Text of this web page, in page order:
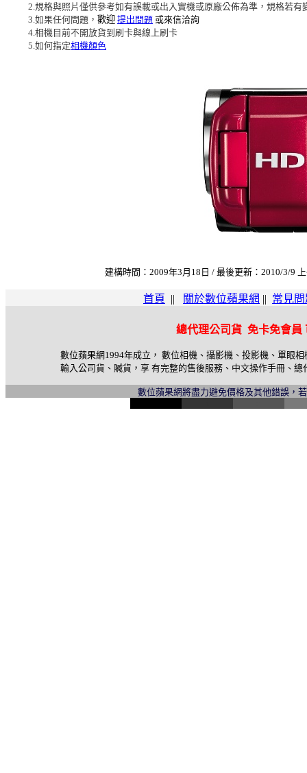
2.規格與照片僅供參考如有誤載或出入實機或原廠公佈為準，規格若有
3.如果任何問題， 歡迎 提出問題 或來信洽詢
4.相機目前不開放貨到刷卡與線上刷卡
5.如何指定相機顏色
建構時間：2009年3月18日 / 最後更新：2010/3/9
首頁 || 關於數位蘋果網 || 常見
總代理公司貨 免卡免會
數位蘋果網1994年成立， 數位相機、攝影機、投影機、單眼
輸入公司貨、贓貨，享 有完整的售後服務、中文操作手冊、
數位蘋果網將盡力避免價格及其他錯誤，